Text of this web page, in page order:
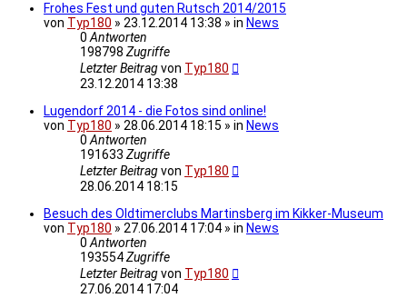
Frohes Fest und guten Rutsch 2014/2015
von Typ180 » 23.12.2014 13:38 » in News
0Antworten
198798 Zugriffe
Letzter Beitragvon Typ180
23.12.2014 13:38
Lugendorf 2014 - die Fotos sind online!
von Typ180 » 28.06.2014 18:15 » in News
0Antworten
191633 Zugriffe
Letzter Beitragvon Typ180
28.06.2014 18:15
Besuch des Oldtimerclubs Martinsberg im Kikker-Museum
von Typ180 » 27.06.2014 17:04 » in News
0Antworten
193554Zugriffe
Letzter Beitragvon Typ180
27.06.2014 17:04